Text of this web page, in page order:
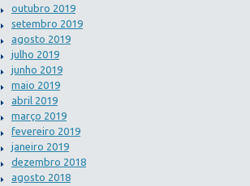
outubro 2019
setembro 2019
agosto 2019
julho 2019
junho 2019
maio 2019
abril 2019
março 2019
fevereiro 2019
janeiro 2019
dezembro 2018
agosto 2018